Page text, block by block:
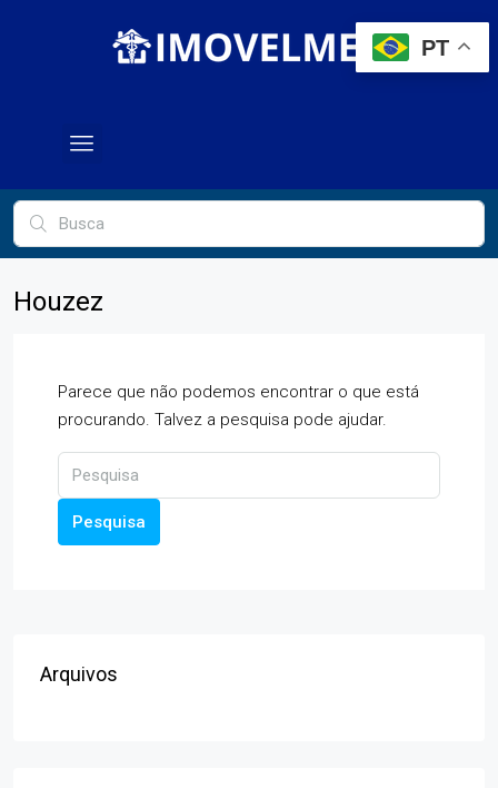
Houzez
Parece que não podemos encontrar o que está
procurando. Talvez a pesquisa pode ajudar.
Pesquisa
Arquivos
PT